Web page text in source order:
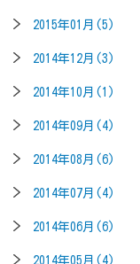
2015年01月(5)
2014年12月(3)
2014年10月(1)
2014年09月(4)
2014年08月(6)
2014年07月(4)
2014年06月(6)
2014年05月(4)